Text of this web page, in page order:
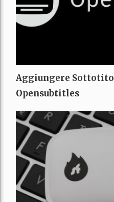
Aggiungere
Opensubtitles